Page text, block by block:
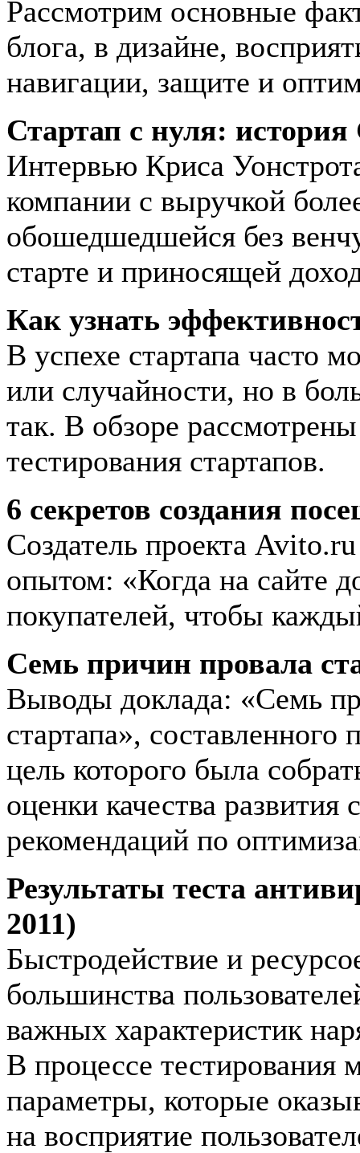
Рассмотрим основные
блога, в дизайне,
навигации, защите и
Стартап с нуля:
Интервью Криса
компании с выручкой
обошедшедшейся без
старте и приносящей
Как узнать
В успехе стартапа часто
или случайности, но в
так. В обзоре
тестирования стартапов.
6 секретов создания
Создатель проекта
опытом: «Когда на сайте
покупателей, чтобы
Семь причин провала
Выводы доклада: «Семь
стартапа», составленного
цель которого была
оценки качества развития
рекомендаций по
Результаты теста
2011)
Быстродействие и
большинства
важных характеристик
В процессе тестирования
параметры, которые
на восприятие